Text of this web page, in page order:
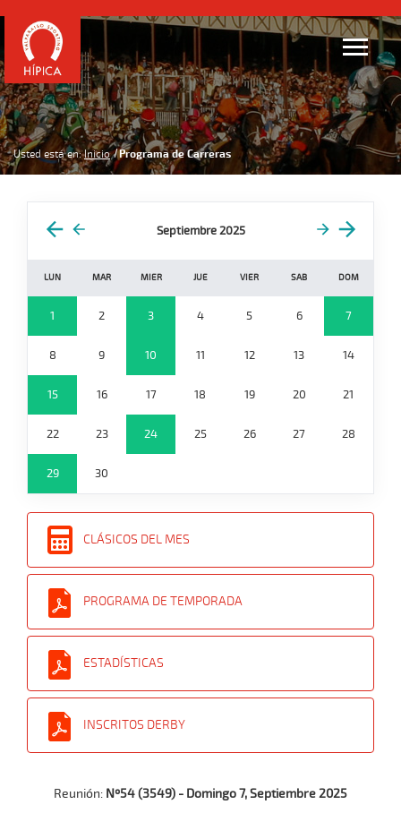
Usted está en: Inicio Programa de Carreras
Septiembre 2025
LUN MAR MIER JUE VIER SAB DOM
1 2 3 4 5 6 7
8 9 10 11 12 13 14
15 16 17 18 19 20 21
22 23 24 25 26 27 28
29 30
CLÁSICOS DEL MES
PROGRAMA DE TEMPORADA
ESTADÍSTICAS
INSCRITOS DERBY
Reunión: Nº54 (3549) - Domingo 7, Septiembre 2025